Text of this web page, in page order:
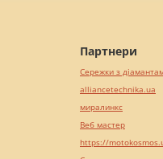
Партнери
Сережки з
alliancetechnika.ua
миралинкс
Веб мастер
https://